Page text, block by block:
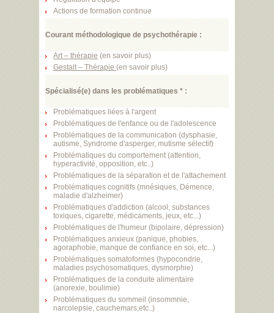
Actions de formation continue
Courant méthodologique de psychothérapie :
Art – thérapie (en savoir plus)
Gestalt – Thérapie (en savoir plus)
Spécialisé(e) dans les problématiques * :
Problématiques liées à l'argent
Problématiques de l'enfance ou de l'adolescence
Problématiques de la communication (dysphasie,
autisme, Syndrome d'asperger, mutisme sélectif)
Problématiques du comportement (attention,
hyperactivité, opposition, etc..)
Problématiques de la séparation et de l'attachement
Problématiques cognitifs (mnésiques, Démence,
maladie d'alzheimer)
Problématiques d'addiction (alcool, substances
toxiques, cigarette, médicaments, jeux, etc...)
Problématiques de l'humeur (bipolaire, dépression)
Problématiques anxieux (panique, phobies,
agoraphobie, manque de confiance en soi, etc...)
Problématiques somatoformes (hypocondrie,
maladies psychosomatiques, dysmorphie)
Problématiques de la conduite alimentaire
(anorexie, boulimie)
Problématiques du sommeil (insommnie,
narcolepsie, cauchemars,etc..)